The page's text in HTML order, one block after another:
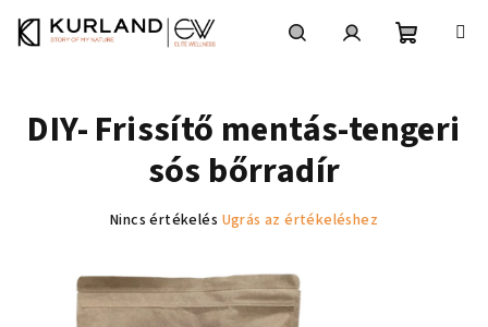
DIY- Frissítő mentás-tengeri
sós bőrradír
A
értékelése
5-
Nincs értékelés Ugrás az értékeléshez